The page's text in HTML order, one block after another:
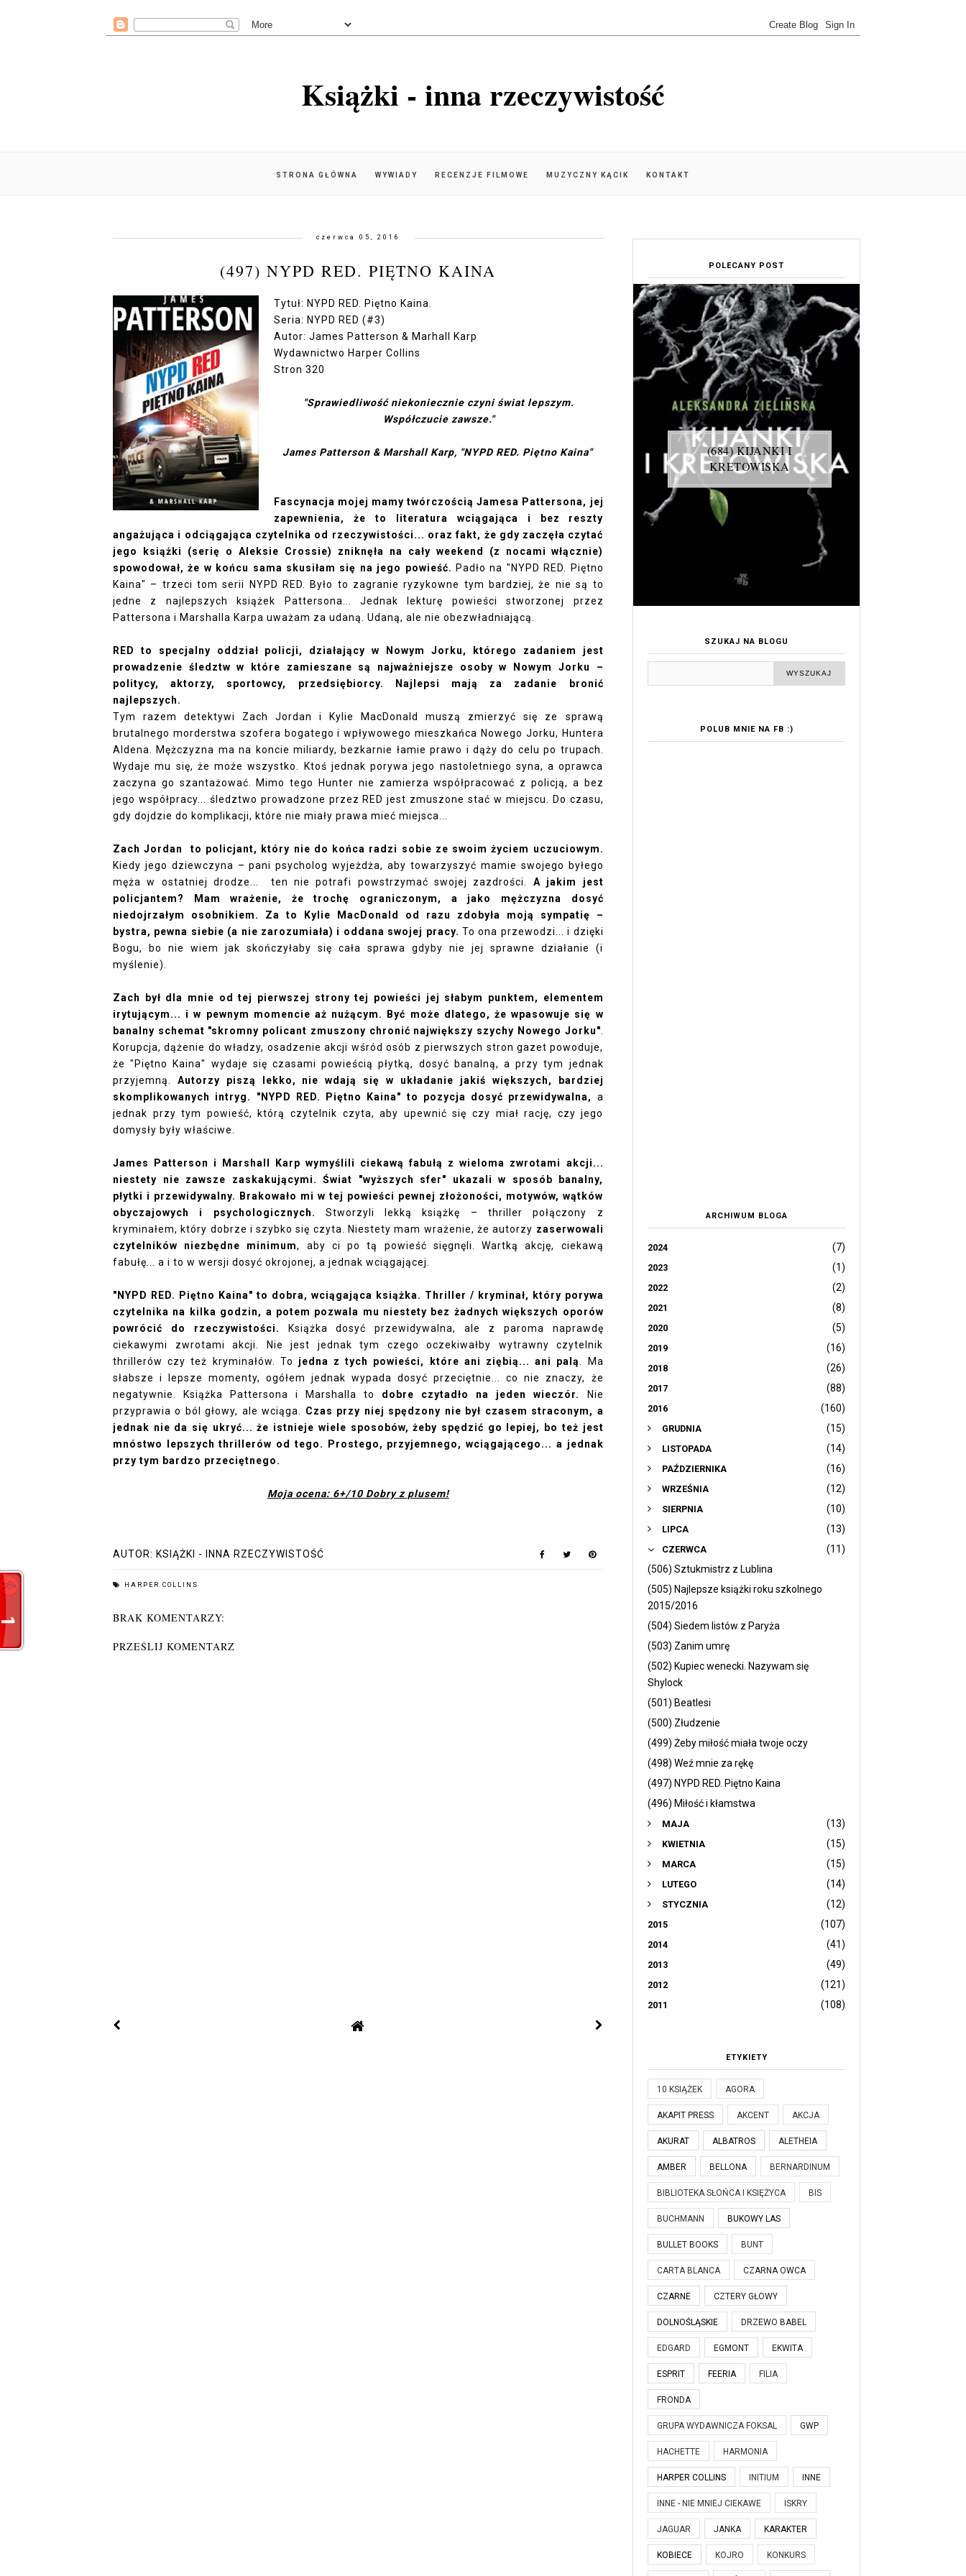
Książki - inna rzeczywistość
STRONA GŁÓWNA WYWIADY RECENZJE FILMOWE MUZYCZNY KĄCIK KONTAKT
czerwca 05, 2016
(497) NYPD RED. PIĘTNO KAINA
Tytuł: NYPD RED. Piętno Kaina.
Seria: NYPD RED (#3)
Autor: James Patterson & Marhall Karp
Wydawnictwo Harper Collins
Stron 320
"Sprawiedliwość niekoniecznie czyni świat lepszym.
Współczucie zawsze."
James Patterson & Marshall Karp, "NYPD RED. Piętno Kaina"
Fascynacja mojej mamy twórczością Jamesa Pattersona, jej
zapewnienia, że to literatura wciągająca i bez reszty
angażująca i odciągająca czytelnika od rzeczywistości... oraz fakt, że gdy zaczęła czytać
jego książki (serię o Aleksie Crossie) zniknęła na cały weekend (z nocami włącznie)
spowodował, że w końcu sama skusiłam się na jego powieść. Padło na "NYPD RED. Piętno
Kaina" – trzeci tom serii NYPD RED. Było to zagranie ryzykowne tym bardziej, że nie są to
jedne z najlepszych książek Pattersona... Jednak lekturę powieści stworzonej przez
Pattersona i Marshalla Karpa uważam za udaną. Udaną, ale nie obezwładniającą.
RED to specjalny oddział policji, działający w Nowym Jorku, którego zadaniem jest
prowadzenie śledztw w które zamieszane są najważniejsze osoby w Nowym Jorku –
politycy, aktorzy, sportowcy, przedsiębiorcy. Najlepsi mają za zadanie bronić
najlepszych.
Tym razem detektywi Zach Jordan i Kylie MacDonald muszą zmierzyć się ze sprawą
brutalnego morderstwa szofera bogatego i wpływowego mieszkańca Nowego Jorku, Huntera
Aldena. Mężczyzna ma na koncie miliardy, bezkarnie łamie prawo i dąży do celu po trupach.
Wydaje mu się, że może wszystko. Ktoś jednak porywa jego nastoletniego syna, a oprawca
zaczyna go szantażować. Mimo tego Hunter nie zamierza współpracować z policją, a bez
jego współpracy... śledztwo prowadzone przez RED jest zmuszone stać w miejscu. Do czasu,
gdy dojdzie do komplikacji, które nie miały prawa mieć miejsca...
Zach Jordan to policjant, który nie do końca radzi sobie ze swoim życiem uczuciowym.
Kiedy jego dziewczyna – pani psycholog wyjeżdża, aby towarzyszyć mamie swojego byłego
męża w ostatniej drodze... ten nie potrafi powstrzymać swojej zazdrości. A jakim jest
policjantem? Mam wrażenie, że trochę ograniczonym, a jako mężczyzna dosyć
niedojrzałym osobnikiem. Za to Kylie MacDonald od razu zdobyła moją sympatię –
bystra, pewna siebie (a nie zarozumiała) i oddana swojej pracy. To ona przewodzi... i dzięki
Bogu, bo nie wiem jak skończyłaby się cała sprawa gdyby nie jej sprawne działanie (i
myślenie).
Zach był dla mnie od tej pierwszej strony tej powieści jej słabym punktem, elementem
irytującym... i w pewnym momencie aż nużącym. Być może dlatego, że wpasowuje się w
banalny schemat "skromny policant zmuszony chronić największy szychy Nowego Jorku"
Korupcja, dążenie do władzy, osadzenie akcji wśród osób z pierwszych stron gazet powoduje,
że "Piętno Kaina" wydaje się czasami powieścią płytką, dosyć banalną, a przy tym jednak
przyjemną. Autorzy piszą lekko, nie wdają się w układanie jakiś większych, bardziej
skomplikowanych intryg. "NYPD RED. Piętno Kaina" to pozycja dosyć przewidywalna,
a
jednak przy tym powieść, którą czytelnik czyta, aby upewnić się czy miał rację, czy jego
domysły były właściwe.
James Patterson i Marshall Karp wymyślili ciekawą fabułą z wieloma zwrotami akcji...
niestety nie zawsze zaskakującymi. Świat "wyższych sfer" ukazali w sposób banalny,
płytki i przewidywalny. Brakowało mi w tej powieści pewnej złożoności, motywów, wątków
obyczajowych i psychologicznych. Stworzyli lekką książkę – thriller połączony z
kryminałem, który dobrze i szybko się czyta. Niestety mam wrażenie, że autorzy zaserwowali
czytelników niezbędne minimum, aby ci po tą powieść sięgnęli. Wartką akcję, ciekawą
fabułę... a i to w wersji dosyć okrojonej, a jednak wciągającej.
"NYPD RED. Piętno Kaina" to dobra, wciągająca książka. Thriller / kryminał, który porywa
czytelnika na kilka godzin, a potem pozwala mu niestety bez żadnych większych oporów
powrócić do rzeczywistości.
Książka dosyć przewidywalna, ale z paroma naprawdę
ciekawymi zwrotami akcji. Nie jest jednak tym czego oczekiwałby wytrawny czytelnik
thrillerów czy też kryminałów. To
jedna z tych powieści, które ani ziębią... ani palą
. Ma
słabsze i lepsze momenty, ogółem jednak wypada dosyć przeciętnie... co nie znaczy, że
negatywnie. Książka Pattersona i Marshalla to dobre czytadło na jeden wieczór.
Nie
przyprawia o ból głowy, ale wciąga. Czas przy niej spędzony nie był czasem straconym, a
jednak nie da się ukryć... że istnieje wiele sposobów, żeby spędzić go lepiej, bo też jest
mnóstwo lepszych thrillerów od tego. Prostego, przyjemnego, wciągającego... a jednak
przy tym bardzo przeciętnego.
Moja ocena: 6+/10 Dobry z plusem!
AUTOR: KSIĄŻKI - INNA RZECZYWISTOŚĆ
HARPER COLLINS
BRAK KOMENTARZY:
PRZEŚLIJ KOMENTARZ
POLECANY POST
(684) KIJANKI I
KRETOWISKA
SZUKAJ NA BLOGU
POLUB MNIE NA FB :)
ARCHIWUM BLOGA
2024 (7)
2023 (1)
2022 (2)
2021 (8)
2020 (5)
2019 (16)
2018 (26)
2017 (88)
2016 (160)
GRUDNIA (15)
LISTOPADA (14)
PAŹDZIERNIKA (16)
WRZEŚNIA (12)
SIERPNIA (10)
LIPCA (13)
CZERWCA
(11)
(506) Sztukmistrz z Lublina
(505) Najlepsze książki roku szkolnego
2015/2016
(504) Siedem listów z Paryża
(503) Zanim umrę
(502) Kupiec wenecki. Nazywam się
Shylock
(501) Beatlesi
(500) Złudzenie
(499) Żeby miłość miała twoje oczy
(498) Weź mnie za rękę
(497) NYPD RED. Piętno Kaina
(496) Miłość i kłamstwa
MAJA (13)
KWIETNIA (15)
MARCA (15)
LUTEGO (14)
STYCZNIA (12)
2015 (107)
2014 (41)
2013 (49)
2012 (121)
2011 (108)
ETYKIETY
10 KSIĄŻEK AGORA
AKAPIT PRESS AKCENT AKCJA
AKURAT ALBATROS ALETHEIA
AMBER BELLONA BERNARDINUM
BIBLIOTEKA SŁOŃCA I KSIĘŻYCA BIS
BUCHMANN BUKOWY LAS
BULLET BOOKS BUNT
CARTA BLANCA CZARNA OWCA
CZARNE CZTERY GŁOWY
DOLNOŚLĄSKIE DRZEWO BABEL
EDGARD EGMONT EKWITA
ESPRIT FEERIA FILIA
FRONDA
GRUPA WYDAWNICZA FOKSAL GWP
HACHETTE HARMONIA
HARPER COLLINS INITIUM INNE
INNE - NIE MNIEJ CIEKAWE ISKRY
JAGUAR JANKA KARAKTER
KOBIECE KOJRO KONKURS